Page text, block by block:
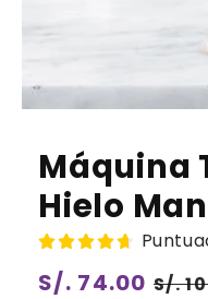
Máquina
Hielo
Precio
S/. 74.00 S/.